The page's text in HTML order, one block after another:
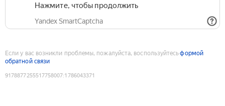
Нажмите, чтобы продолжить
Yandex SmartCaptcha
Если у вас возникли проблемы, пожалуйста, воспользуйтесьформой
обратной связи
9178877255517758007:1786043371